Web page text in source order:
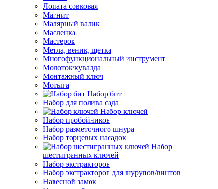
Лопата совковая
Магнит
Малярный валик
Масленка
Мастерок
Метла, веник, щетка
Многофункциональный инструмент
Молоток/кувалда
Монтажный ключ
Мотыга
Набор бит
Набор для полива сада
Набор ключей
Набор пробойников
Набор разметочного шнура
Набор торцевых насадок
Набор
шестигранных ключей
Набор экстракторов
Набор экстракторов для шурупов/винтов
Навесной замок